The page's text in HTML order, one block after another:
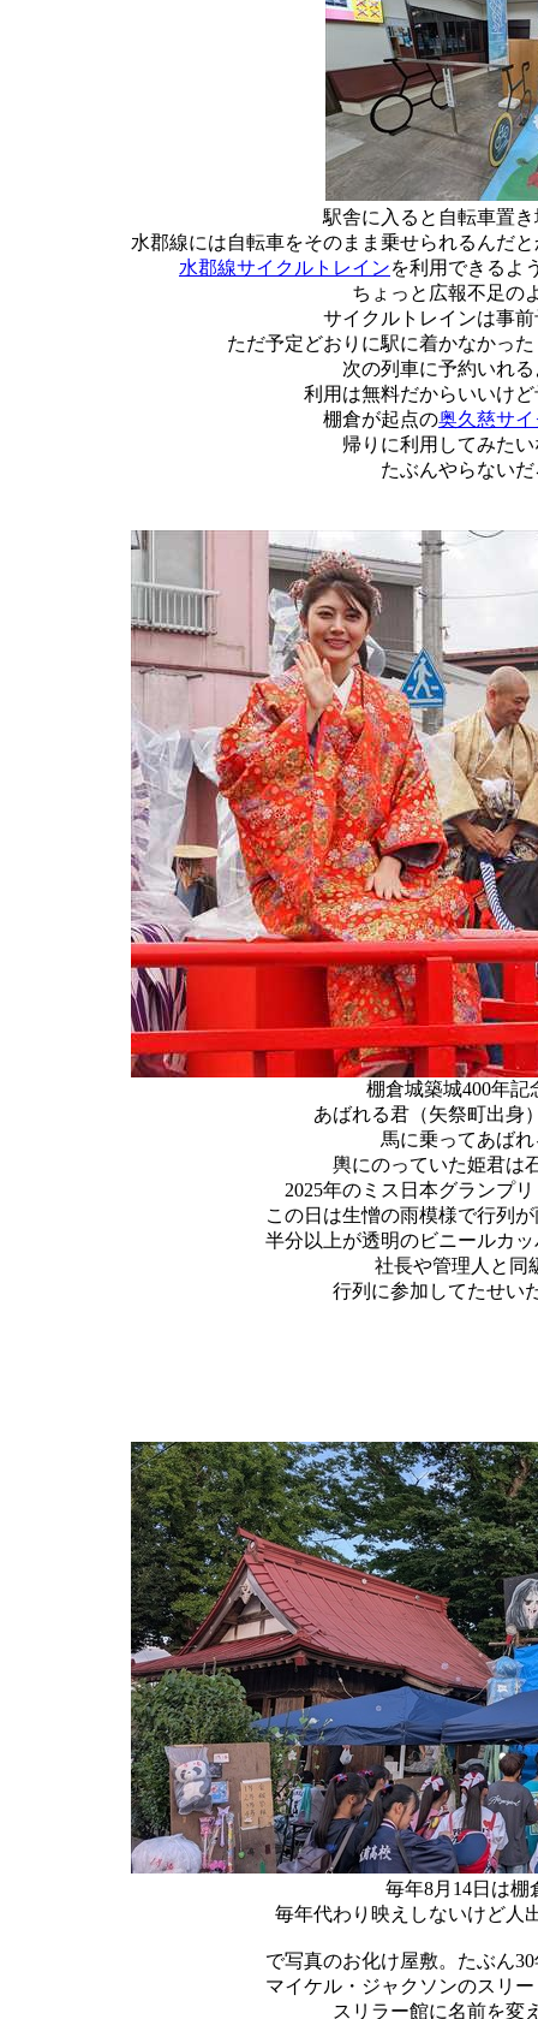
駅舎に入ると自転車置
水郡線には自転車をそのまま乗せられるんだ
水郡線サイクルトレインを利用できるよ
ちょっと広報不足の
サイクルトレインは事
ただ予定どおりに駅に着かなかっ
次の列車に予約いれ
利用は無料だからいいけ
棚倉が起点の奥久慈サ
帰りに利用してみた
たぶんやらない
棚倉城築城400年記
あばれる君（矢祭町出身
馬に乗ってあば
輿にのっていた姫君は
2025年のミス日本グランプ
この日は生憎の雨模様で行列
半分以上が透明のビニールカ
社長や管理人と同
行列に参加してたせい
毎年8月14日は棚
毎年代わり映えしないけど人
で写真のお化け屋敷。たぶん
マイケル・ジャクソンのスリ
スリラー館に名前を変